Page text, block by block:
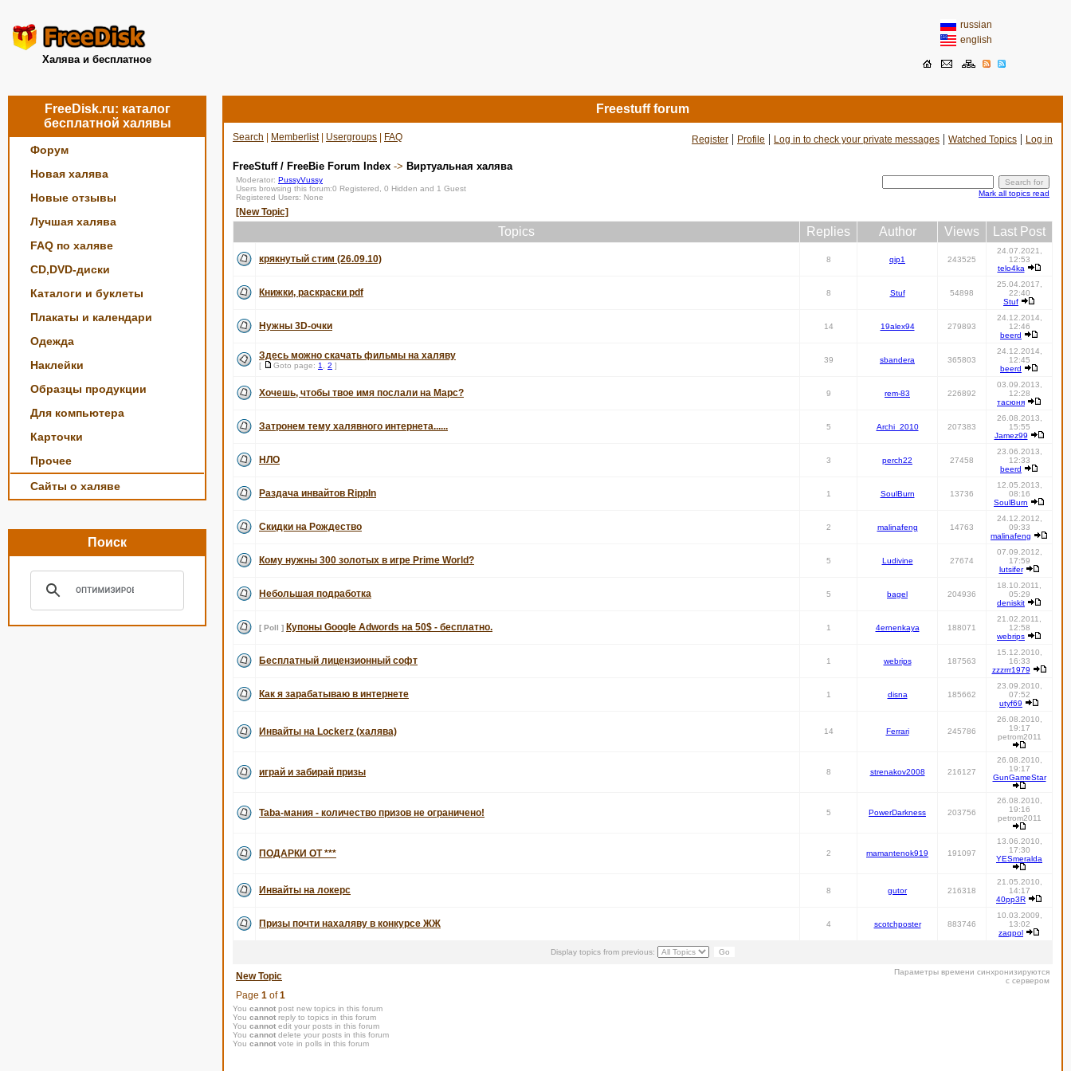
Халява и бесплатное
russian
english
FreeDisk.ru: каталог
бесплатной халявы
Форум
Новая халява
Новые отзывы
Лучшая халява
FAQ по халяве
CD,DVD-диски
Каталоги и буклеты
Плакаты и календари
Одежда
Наклейки
Образцы продукции
Для компьютера
Карточки
Прочее
Сайты о халяве
Поиск
Freestuff forum
Search Memberlist| Usergroups FAQ Register | Profile | Log in to check your private messages | Watched Topics | Log in
FreeStuff / FreeBie Forum Index -> Виртуальная халява
Moderator: PussyVussy
Users browsing this forum:0 Registered, 0 Hidden and 1 Guest
Registered Users: None
Mark all topics read
[New Topic]
Topics Replies Author Views Last Post
крякнутый стим (26.09.10) 8 qip1 243525
24.07.2021,
12:53
telo4ka
Книжки, раскраски pdf 8 Stuf 54898
25.04.2017,
22:40
Stuf
Нужны 3D-очки 14 19alex94 279893
24.12.2014,
12:46
beerd
Здесь можно скачать фильмы на халяву
[ Goto page: 1 2 ]
39 sbandera 365803
24.12.2014,
12:45
beerd
Хочешь, чтобы твое имя послали на Марс? 9 rem-83 226892
03.09.2013,
12:28
тасюня
Затронем тему халявного интернета...... 5 Archi_2010 207383
26.08.2013,
15:55
Jamez99
НЛО 3 perch22 27458
23.06.2013,
12:33
beerd
Раздача инвайтов RippIn 1 SoulBurn 13736
12.05.2013,
08:16
SoulBurn
Скидки на Рождество 2 malinafeng 14763
24.12.2012,
09:33
malinafeng
Кому нужны 300 золотых в игре Prime World? 5 Ludivine 27674
07.09.2012,
17:59
lutsifer
Небольшая подработка 5 bagel 204936
18.10.2011,
05:29
deniskit
[ Poll ] Купоны Google Adwords на 50$ - бесплатно. 1 4ernenkaya 188071
21.02.2011,
12:58
webrips
Бесплатный лицензионный софт 1 webrips 187563
15.12.2010,
16:33
zzzrrr1979
Как я зарабатываю в интернете 1 disna 185662
23.09.2010,
07:52
utyf69
Инвайты на Lockerz (халява) 14 Ferrari 245786
26.08.2010,
19:17
petrom2011
играй и забирай призы 8 strenakov2008 216127
26.08.2010,
19:17
GunGameStar
Taba-мания - количество призов не ограничено! 5 PowerDarkness 203756
26.08.2010,
19:16
petrom2011
ПОДАРКИ ОТ *** 2 mamantenok919 191097
13.06.2010,
17:30
YESmeralda
Инвайты на локерс 8 gutor 216318
21.05.2010,
14:17
40pp3R
Призы почти нахаляву в конкурсе ЖЖ 4 scotchposter 883746
10.03.2009,
13:02
zaqpol
Display topics from previous:
New Topic
Параметры времени синхронизируются
с сервером
Page 1 of1
You cannot post new topics in this forum
You cannot reply to topics in this forum
You cannot edit your posts in this forum
You cannot delete your posts in this forum
You cannot vote in polls in this forum